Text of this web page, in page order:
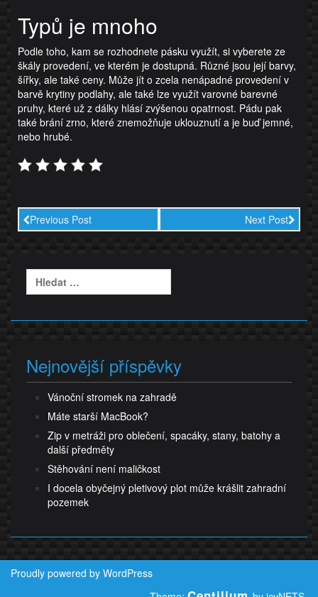
Typů je mnoho
Podle toho, kam se rozhodnete pásku využít, si vyberete ze
škály provedení, ve kterém je dostupná. Různé jsou její barvy,
šířky, ale také ceny. Může jít o zcela nenápadné provedení v
barvě krytiny podlahy, ale také lze využít varovné barevné
pruhy, které už z dálky hlásí zvýšenou opatrnost. Pádu pak
také brání zrno, které znemožňuje uklouznutí a je buď jemné,
nebo hrubé.
Previous Post Next Post
Vyhledávání
Nejnovější příspěvky
Vánoční stromek na zahradě
Máte starší MacBook?
Zip v metráži pro oblečení, spacáky, stany, batohy a
další předměty
Stěhování není maličkost
I docela obyčejný pletivový plot může krášlit zahradní
pozemek
Proudly powered by WordPress